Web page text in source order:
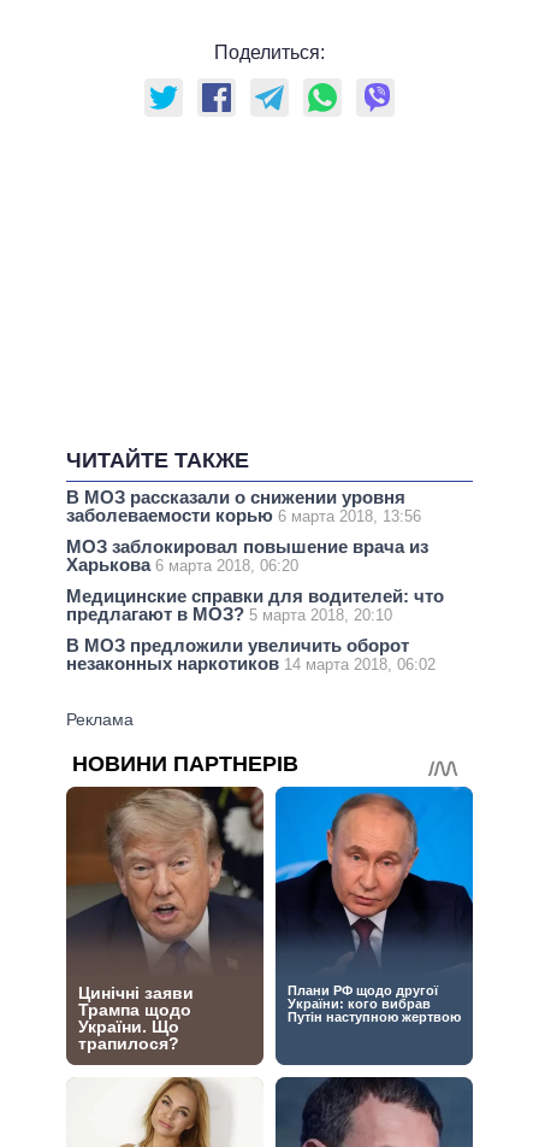
Поделиться:
ЧИТАЙТЕ ТАКЖЕ
В МОЗ рассказали о снижении уровня
заболеваемости корью 6 марта 2018, 13:56
МОЗ заблокировал повышение врача из
Харькова 6 марта 2018, 06:20
Медицинские справки для водителей: что
предлагают в МОЗ? 5 марта 2018, 20:10
В МОЗ предложили увеличить оборот
незаконных наркотиков 14 марта 2018, 06:02